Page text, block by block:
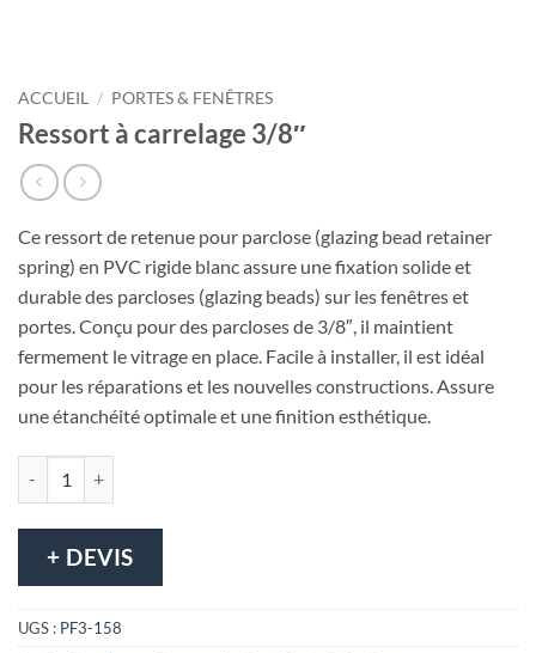
ACCUEIL / PORTES & FENÊTRES
Ressort à carrelage 3/8″
Ce ressort de retenue pour parclose (glazing bead retainer
spring) en PVC rigide blanc assure une fixation solide et
durable des parcloses (glazing beads) sur les fenêtres et
portes. Conçu pour des parcloses de 3/8″, il maintient
fermement le vitrage en place. Facile à installer, il est idéal
pour les réparations et les nouvelles constructions. Assure
une étanchéité optimale et une finition esthétique.
+ DEVIS
UGS : PF3-158